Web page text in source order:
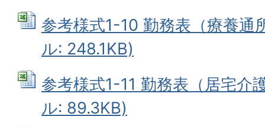
参考様式1-10 勤務表（療養通
ル: 248.1KB)
参考様式1-11 勤務表（居宅介
ル: 89.3KB)